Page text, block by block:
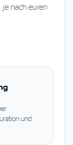
nach euren
und